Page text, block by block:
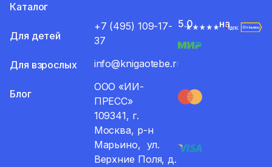
+7 (495) 109-17-
37
info@knigaotebe.ru
ООО «ИИ-
ПРЕСС»
109341, г.
Москва, р-н
Марьино, ул.
Верхние Поля, д.
Каталог
Для детей
Для взрослых
Блог
5.0 на